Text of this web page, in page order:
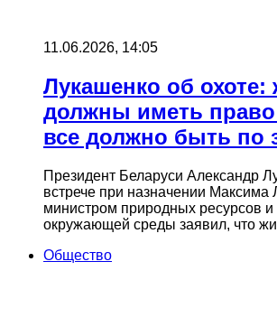
11.06.2026, 14:05
Лукашенко об
должны иметь
все должно быть по
Президент Беларуси Александр
встрече при назначении Максима
министром природных ресурсов
окружающей среды заявил, что
Общество